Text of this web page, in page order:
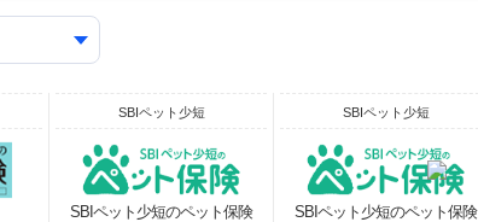
SBIペット少短
SBIペット少短のペット保険
SBIペット少短
SBIペット少短のペット保険